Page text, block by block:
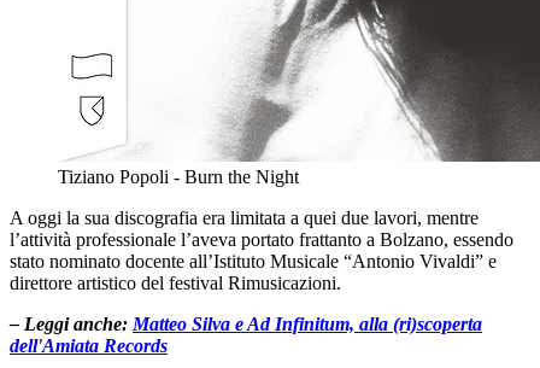
Tiziano Popoli - Burn the Night
A oggi la sua discografia era limitata a quei due lavori, mentre
l’attività professionale l’aveva portato frattanto a Bolzano, essendo
stato nominato docente all’Istituto Musicale “Antonio Vivaldi” e
direttore artistico del festival Rimusicazioni.
– Leggi anche: Matteo Silva e Ad Infinitum, alla (ri)scoperta
dell'Amiata Records